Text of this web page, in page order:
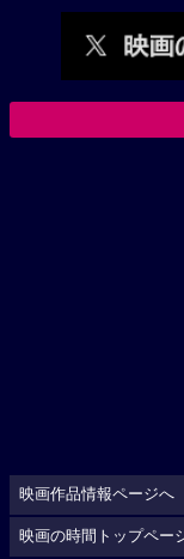
映画作品情報ページへ
映画の時間トップペー